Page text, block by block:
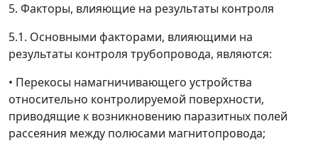
5. Факторы, влияющие на результаты контроля
5.1. Основными факторами, влияющими на
результаты контроля трубопровода, являются:
• Перекосы намагничивающего устройства
относительно контролируемой поверхности,
приводящие к возникновению паразитных полей
рассеяния между полюсами магнитопровода;